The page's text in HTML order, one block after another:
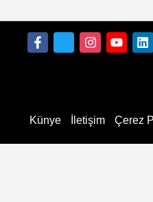
Künye İletişim Çerez